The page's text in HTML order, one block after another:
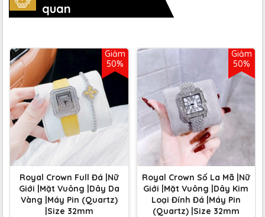
quan
Giảm
50%
Royal Crown Full Đá |Nữ
Giới |Mặt Vuông |Dây Da
Vàng |Máy Pin (Quartz)
|Size 32mm
Giảm
50%
Royal Crown Số La Mã |Nữ
Giới |Mặt Vuông |Dây Kim
Loại Đính Đá |Máy Pin
(Quartz) |Size 32mm